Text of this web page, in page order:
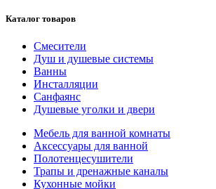
Каталог товаров
Смесители
Душ и душевые системы
Ванны
Инсталляции
Санфаянс
Душевые уголки и двери
Мебель для ванной комнаты
Аксессуары для ванной
Полотенцесушители
Трапы и дренажные каналы
Кухонные мойки